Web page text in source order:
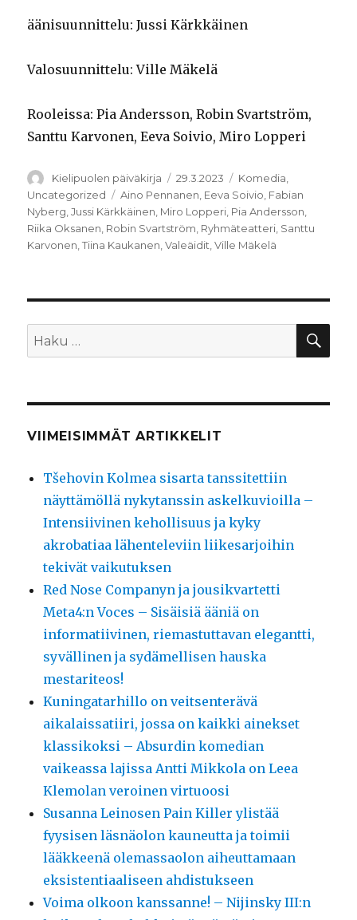
äänisuunnittelu: Jussi Kärkkäinen
Valosuunnittelu: Ville Mäkelä
Rooleissa: Pia Andersson, Robin Svartström,
Santtu Karvonen, Eeva Soivio, Miro Lopperi
Kirjoittaja
Kielipuolen päiväkirja Julkaistu
29.3.2023 Kategoriat
Komedia
Uncategorized
Avainsanat
Aino Pennanen Eeva Soivio Fabian
Nyberg ,Jussi Kärkkäinen Miro Lopperi Pia Andersson
Riika Oksanen Robin Svartström Ryhmäteatteri Santtu
Karvonen ,Tiina Kaukanen ,Valeäidit ,Ville Mäkelä
Etsi:
VIIMEISIMMÄT ARTIKKELIT
Tšehovin Kolmea sisarta tanssitettiin
näyttämöllä nykytanssin askelkuvioilla –
Intensiivinen kehollisuus ja kyky
akrobatiaa lähenteleviin liikesarjoihin
tekivät vaikutuksen
Red Nose Companyn ja jousikvartetti
Meta4:n Voces – Sisäisiä ääniä on
informatiivinen, riemastuttavan elegantti,
syvällinen ja sydämellisen hauska
mestariteos!
Kuningatarhillo on veitsenterävä
aikalaissatiiri, jossa on kaikki ainekset
klassikoksi – Absurdin komedian
vaikeassa lajissa Antti Mikkola on Leea
Klemolan veroinen virtuoosi
Susanna Leinosen Pain Killer ylistää
fyysisen läsnäolon kauneutta ja toimii
lääkkeenä olemassaolon aiheuttamaan
eksistentiaaliseen ahdistukseen
Voima olkoon kanssanne! – Nijinsky III:n